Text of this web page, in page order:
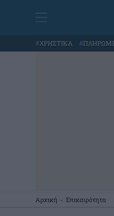
#ΧΡΗΣΤΙΚΑ #
Αρχική - Επικαιρότητα